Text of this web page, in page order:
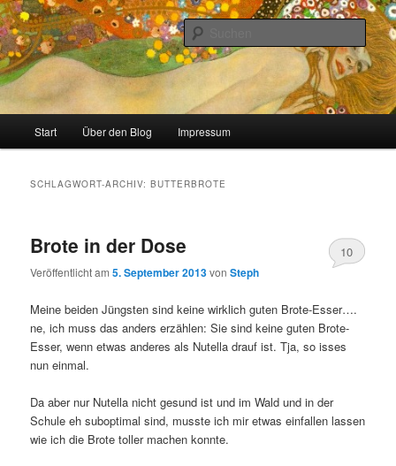
Zum
primären
Inhalt
springen
Zum
sekundären
Inhalt
springenmeinzigartig
Stricken, Nähen und alles was man selber machen kann
Start Über den Blog Impressum
SCHLAGWORT-ARCHIV:BUTTERBROTE
Brote in der Dose
Veröffentlicht am5. September 2013vonSteph
10
Meine beiden Jüngsten sind keine wirklich guten Brote-Esser….
ne, ich muss das anders erzählen: Sie sind keine guten Brote-
Esser, wenn etwas anderes als Nutella drauf ist. Tja, so isses
nun einmal.
Da aber nur Nutella nicht gesund ist und im Wald und in der
Schule eh suboptimal sind, musste ich mir etwas einfallen lassen
wie ich die Brote toller machen konnte.